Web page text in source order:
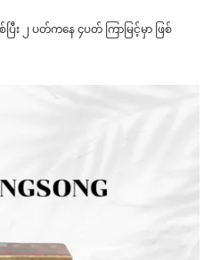
ြီး ၂ ပတ်ကနေ ၄ပတ် ကြာမြင့်မှာ ဖြစ်